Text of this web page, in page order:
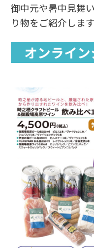
御中元や暑中見舞
り物をご紹介します
オンライ